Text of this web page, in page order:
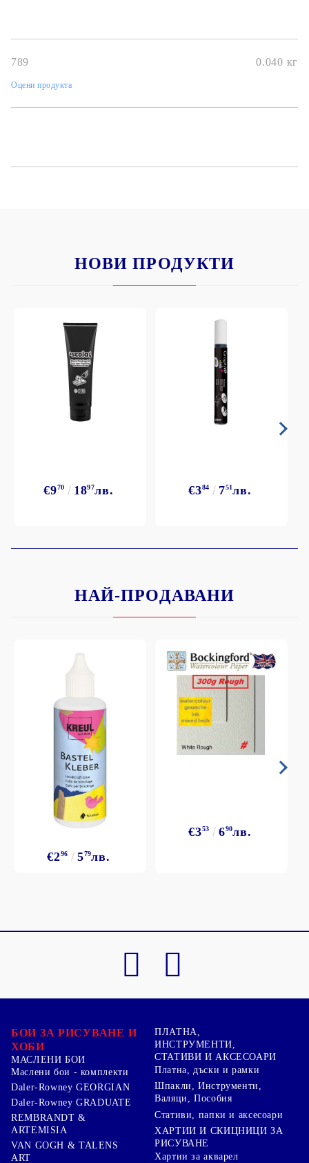
789 0.040 кг
Оцени продукта
НОВИ ПРОДУКТИ
€970 1897лв. €384 751лв.
НАЙ-ПРОДАВАНИ
€296 579лв.
€353 690лв.
БОИ ЗА РИСУВАНЕ И
ХОБИ
МАСЛЕНИ БОИ
Маслени бои - комплекти
Daler-Rowney GEORGIAN
Daler-Rowney GRADUATE
REMBRANDT &
ARTEMISIA
VAN GOGH & TALENS
ART
ПЛАТНА,
ИНСТРУМЕНТИ,
СТАТИВИ И АКСЕСОАРИ
Платна, дъски и рамки
Шпакли, Инструменти,
Валяци, Пособия
Стативи, папки и аксесоари
ХАРТИИ И СКИЦНИЦИ ЗА
РИСУВАНЕ
Хартии за акварел